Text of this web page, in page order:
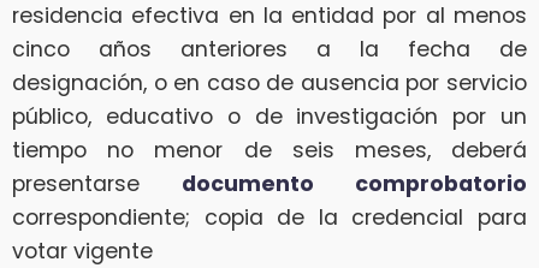
residencia efectiva en la entidad por al menos
cinco años anteriores a la fecha de
designación, o en caso de ausencia por servicio
público, educativo o de investigación por un
tiempo no menor de seis meses, deberá
presentarse documento comprobatorio
correspondiente; copia de la credencial para
votar vigente